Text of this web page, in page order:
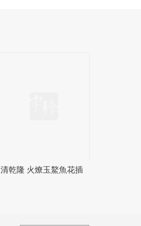
清乾隆 火燎玉鰲魚花插